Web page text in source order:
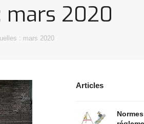
mars 2020
: mars 2020
Articles